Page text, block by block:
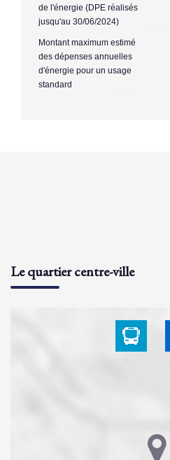
de l'énergie (DPE réalisés
jusqu'au 30/06/2024)
Montant maximum estimé
des dépenses annuelles
d'énergie pour un usage
standard
Le quartier centre-ville